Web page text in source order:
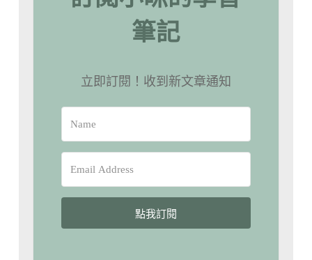
筆記
立即訂閱！收到新文章通知
點我訂閱